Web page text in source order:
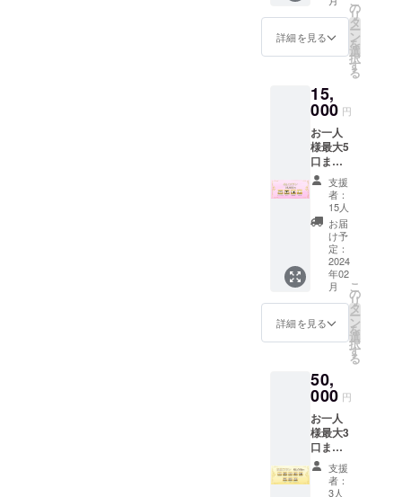
す。 ・
次回
BOOTH
FF） ┗
割引専
ジを送
付しま
す。 ・
1on1通
話への
ご招待
（1分）
┗ディ
スコー
ドを使
用して
の通話
（10口
ご支援
話）
「匿名
希望」
と記入
にゅー
ざーく
びにて
お礼
ムー
ビーを
作成い
たしま
す。 ・
次回
BOOTH
グッズ
割引
（5%O
FF） ┗
割引専
す。 ・
MV相談
加権
┗MV相
談の限
定配信
をお楽
物） ・
お礼
ムー
ビーの
前呼び
あり/デ
ジタ
ル） ┗
支援時
に、備
考欄に
「読ん
でほし
いお名
前」の
記載を
お願い
いたし
ます。
希望さ
れない
と記入
してい
と「ま
にゅー
ざーく
ん」呼
びにて
詳細を見る
の
リ
タ
ー
ン
を
選
択
す
る
15,
000 円
お一人
様最大5
口まで
購入可
能 ・直
筆サイ
ン入り
サンク
スカー
ドの送
付（現
物） ・
お礼
ムー
ビーの
前呼び
あり/デ
ジタ
ル） ┗
支援時
に、備
考欄に
「読ん
でほし
支援
者：
15人
お届
け予
定：
2024
年02
月
詳細を見る
こ
の
リ
タ
ー
ン
を
選
択
す
る
50,
000 円
お一人
様最大3
口まで
購入可
能 ・直
筆サイ
支援
者：
3人